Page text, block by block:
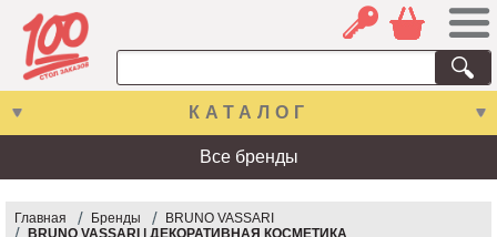
КАТАЛОГ
Все бренды
Главная Бренды
BRUNO VASSARI
BRUNO VASSARI | ДЕКОРАТИВНАЯ КОСМЕТИКА